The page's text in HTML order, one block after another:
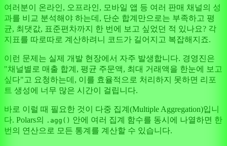
여러분이 온라인, 오프라인, 모바일 앱 등 여러 판매 채널의 성
과를 비교 분석해야 하는데, 단순 합계만으로는 부족하고 평
균, 최댓값, 표준편차까지 한 번에 보고 싶었던 적 있나요? 각
지표를 따로따로 계산하려니 코드가 길어지고 복잡해지죠.
이런 문제는 실제 개발 현장에서 자주 발생합니다. 경영진은
"채널별로 매출 합계, 평균 주문액, 최대 거래액을 한눈에 보고
싶다"고 요청하는데, 이를 효율적으로 처리하지 못하면 리포
트 생성에 너무 많은 시간이 걸립니다.
바로 이럴 때 필요한 것이 다중 집계(Multiple Aggregation)입니
다. Polars의
.agg() 안에 여러 집계 함수를 동시에 나열하면 한
번의 연산으로 모든 통계를 계산할 수 있습니다.